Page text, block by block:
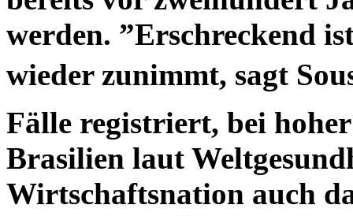
werden. ”Erschreckend
wieder zunimmt, sagt
Fälle registriert, bei
Brasilien laut
Wirtschaftsnation auch